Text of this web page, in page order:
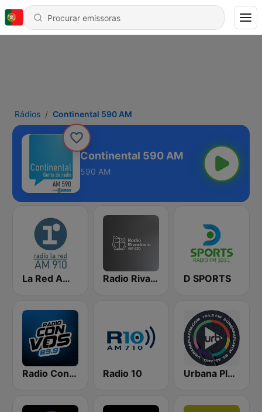
Rádios Continental 590 AM
Continental 590 AM
590 AM
La Red AM 910 Radio Rivadavia 630 AM D SPORTS
Radio Con Vos 89.9 Radio 10 Urbana Play 104.3 FM